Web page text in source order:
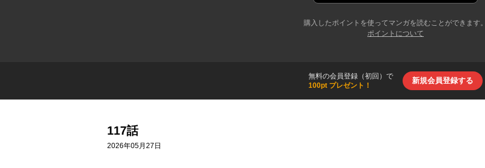
購入したポイントを使ってマンガを読むことができます。
ポイントについて
無料の会員登録（初回）で
100pt プレゼント！
新規会員登録する
117話
2026年05月27日